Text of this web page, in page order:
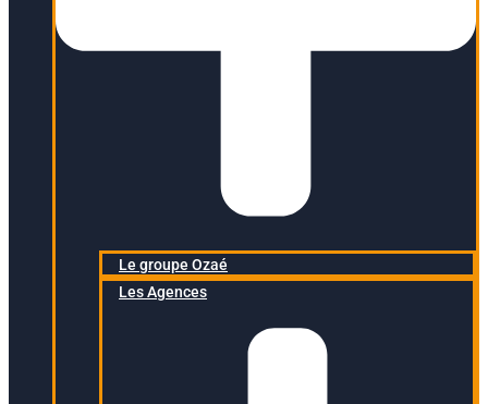
Le groupe Ozaé
Les Agences